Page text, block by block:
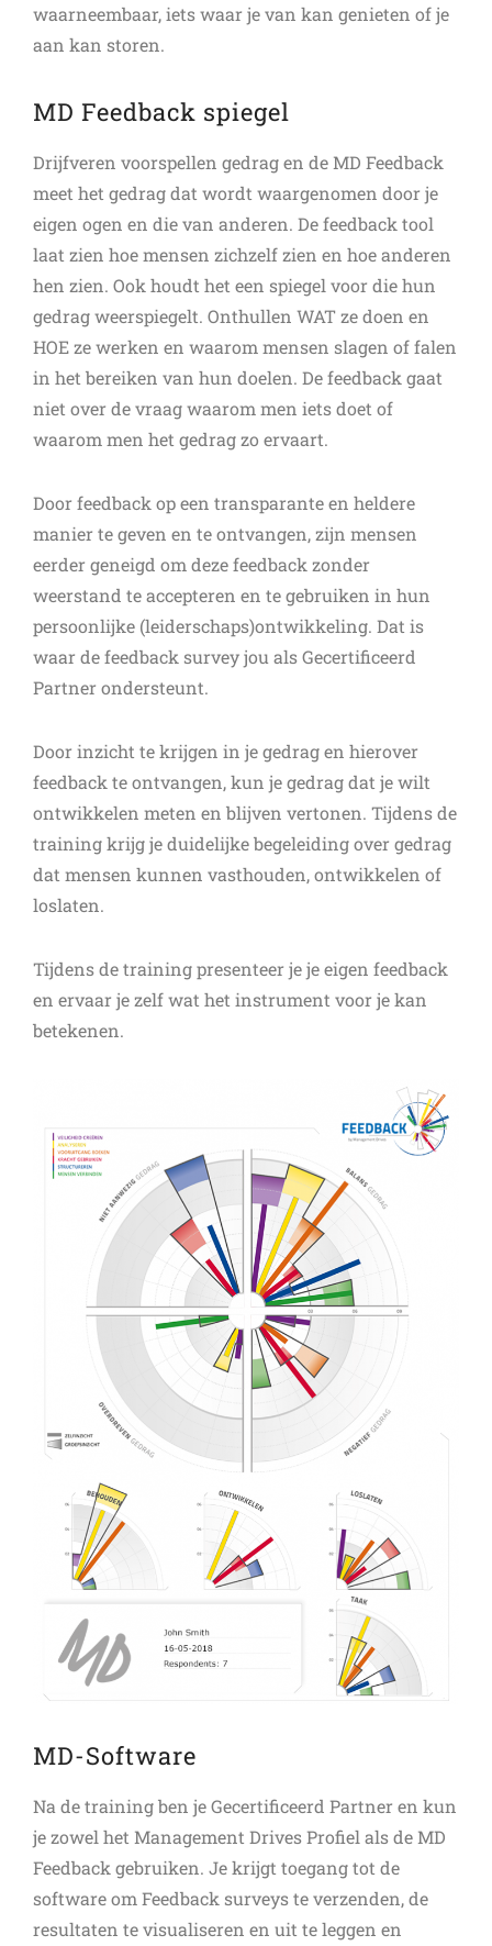
waarneembaar, iets waar je van kan genieten of je
aan kan storen.
MD Feedback spiegel
Drijfveren voorspellen gedrag en de MD Feedback
meet het gedrag dat wordt waargenomen door je
eigen ogen en die van anderen. De feedback tool
laat zien hoe mensen zichzelf zien en hoe anderen
hen zien. Ook houdt het een spiegel voor die hun
gedrag weerspiegelt. Onthullen WAT ze doen en
HOE ze werken en waarom mensen slagen of falen
in het bereiken van hun doelen. De feedback gaat
niet over de vraag waarom men iets doet of
waarom men het gedrag zo ervaart.
Door feedback op een transparante en heldere
manier te geven en te ontvangen, zijn mensen
eerder geneigd om deze feedback zonder
weerstand te accepteren en te gebruiken in hun
persoonlijke (leiderschaps)ontwikkeling. Dat is
waar de feedback survey jou als Gecertificeerd
Partner ondersteunt.
Door inzicht te krijgen in je gedrag en hierover
feedback te ontvangen, kun je gedrag dat je wilt
ontwikkelen meten en blijven vertonen. Tijdens de
training krijg je duidelijke begeleiding over gedrag
dat mensen kunnen vasthouden, ontwikkelen of
loslaten.
Tijdens de training presenteer je je eigen feedback
en ervaar je zelf wat het instrument voor je kan
betekenen.
MD-Software
Na de training ben je Gecertificeerd Partner en kun
je zowel het Management Drives Profiel als de MD
Feedback gebruiken. Je krijgt toegang tot de
software om Feedback surveys te verzenden, de
resultaten te visualiseren en uit te leggen en